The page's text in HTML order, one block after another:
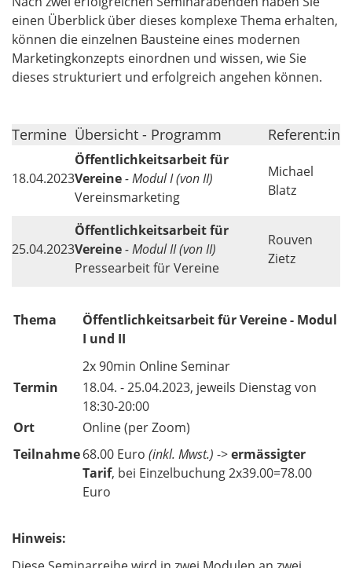
einen Überblick über dieses komplexe Thema erhalten,
können die einzelnen Bausteine eines modernen
Marketingkonzepts einordnen und wissen, wie Sie
dieses strukturiert und erfolgreich angehen können.
Termine Übersicht - Programm Referent:in
18.04.2023
Öffentlichkeitsarbeit für
Vereine- Modul I (von II)
Vereinsmarketing
Michael
Blatz
25.04.2023
Öffentlichkeitsarbeit für
Vereine- Modul II (von II)
Pressearbeit für Vereine
Rouven
Zietz
Thema
Öffentlichkeitsarbeit für Vereine - Modul
I und II
2x 90min Online Seminar
Termin
18.04. - 25.04.2023, jeweils Dienstag von
18:30-20:00
Ort
Online (per Zoom)
Teilnahme68.00 Euro (inkl. Mwst.) ->ermässigter
Tarif, bei Einzelbuchung 2x39.00=78.00
Euro
Hinweis: